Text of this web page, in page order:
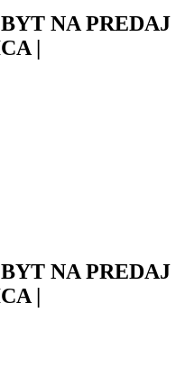
NA PREDAJ
|
NA PREDAJ
|